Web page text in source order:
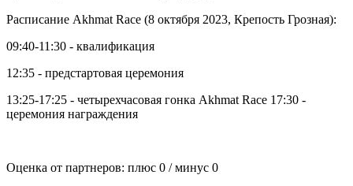
Расписание Akhmat Race (8 октября 2023, Крепость Грозная):
09:40-11:30 - квалификация
12:35 - предстартовая церемония
13:25-17:25 - четырехчасовая гонка Akhmat Race 17:30 -
церемония награждения
Оценка от партнеров: плюс 0 / минус 0